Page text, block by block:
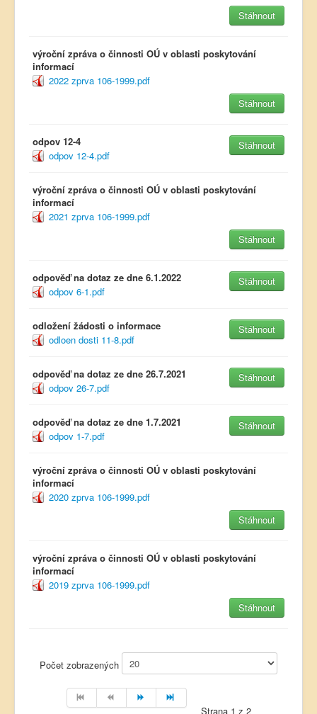
Stáhnout
výroční zpráva o činnosti OÚ v oblasti poskytování
informací
2022 zprva 106-1999.pdf
Stáhnout
odpov 12-4
odpov 12-4.pdf
Stáhnout
výroční zpráva o činnosti OÚ v oblasti poskytování
informací
2021 zprva 106-1999.pdf
Stáhnout
odpověď na dotaz ze dne 6.1.2022
odpov 6-1.pdf
Stáhnout
odložení žádosti o informace
odloen dosti 11-8.pdf
Stáhnout
odpověď na dotaz ze dne 26.7.2021
odpov 26-7.pdf
Stáhnout
odpověď na dotaz ze dne 1.7.2021
odpov 1-7.pdf
Stáhnout
výroční zpráva o činnosti OÚ v oblasti poskytování
informací
2020 zprva 106-1999.pdf
Stáhnout
výroční zpráva o činnosti OÚ v oblasti poskytování
informací
2019 zprva 106-1999.pdf
Stáhnout
Počet zobrazených
Strana 1 z 2